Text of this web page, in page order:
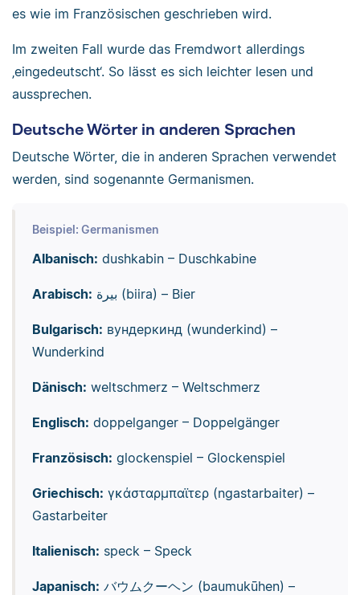
es wie im Französischen geschrieben wird.
Im zweiten Fall wurde das Fremdwort allerdings
‚eingedeutscht‘. So lässt es sich leichter lesen und
aussprechen.
Deutsche Wörter in anderen Sprachen
Deutsche Wörter, die in anderen Sprachen verwendet
werden, sind sogenannte Germanismen.
Beispiel: Germanismen
Albanisch: dushkabin – Duschkabine
Arabisch: بيرة (biira) – Bier
Bulgarisch: вундеркинд (wunderkind) –
Wunderkind
Dänisch: weltschmerz – Weltschmerz
Englisch: doppelganger – Doppelgänger
Französisch: glockenspiel – Glockenspiel
Griechisch: γκάσταρμπαϊτερ (ngastarbaiter) –
Gastarbeiter
Italienisch: speck – Speck
Japanisch: バウムクーヘン (baumukūhen) –